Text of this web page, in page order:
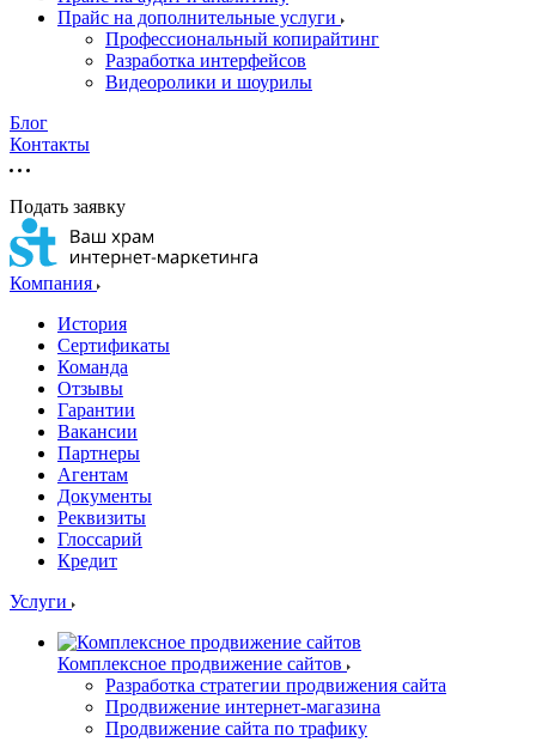
Прайс на дополнительные услуги
Профессиональный копирайтинг
Разработка интерфейсов
Видеоролики и шоурилы
Блог
Контакты
Подать заявку
Компания
История
Сертификаты
Команда
Отзывы
Гарантии
Вакансии
Партнеры
Агентам
Документы
Реквизиты
Глоссарий
Кредит
Услуги
Комплексное продвижение сайтов
Разработка стратегии продвижения сайта
Продвижение интернет-магазина
Продвижение сайта по трафику